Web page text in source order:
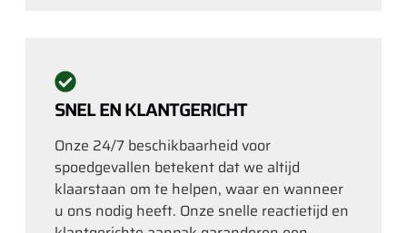
SNEL EN KLANTGERICHT
Onze 24/7 beschikbaarheid voor
spoedgevallen betekent dat we altijd
klaarstaan om te helpen, waar en wanneer
u ons nodig heeft. Onze snelle reactietijd en